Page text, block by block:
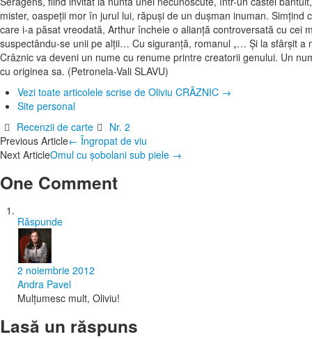
mister, oaspeţii mor în jurul lui, răpuşi de un duşman inuman.
care i-a păsat vreodată, Arthur încheie o alianţă controversată cu
suspectându-se unii pe alţii… Cu siguranţă, romanul „… Şi la sfârşit a
Crâznic va deveni un nume cu renume printre creatorii genului. Un
cu originea sa. (Petronela-Vali SLAVU)
Vezi toate articolele scrise de Oliviu CRÂZNIC →
Site personal
Recenzii de carte
Nr. 2
Post
navigation
Previous Article← Îngropat de viu
Next ArticleOmul cu şobolani sub piele →
One Comment
Răspunde
2 noiembrie 2012
Andra Pavel
Mulțumesc mult, Oliviu!
Lasă un răspuns